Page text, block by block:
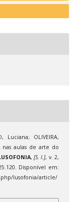
Luciana; OLIVEIRA,
nas aulas de arte do
,[S. l.], v. 2,
Disponível em:
lusofonia/article/